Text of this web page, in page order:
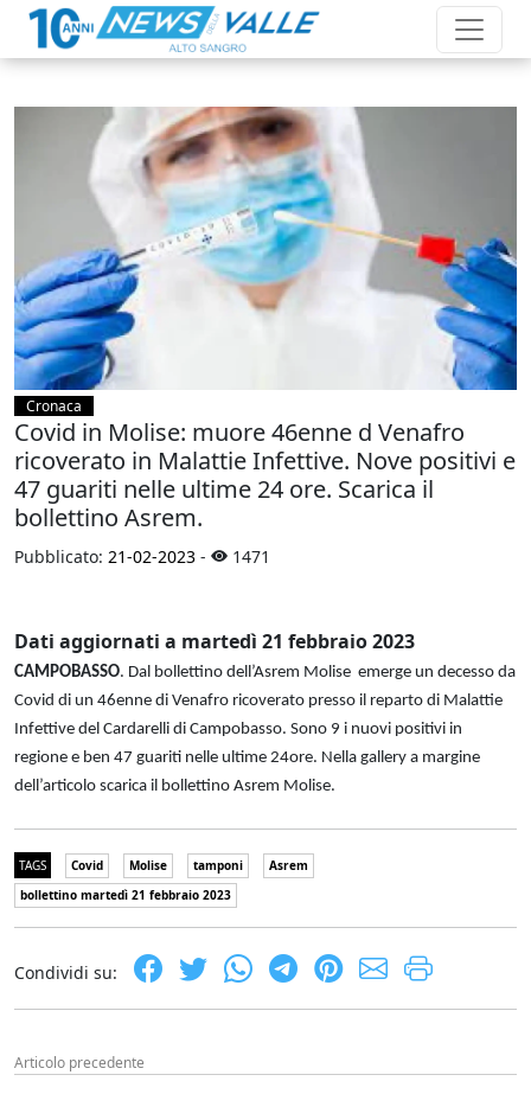
Cronaca
Covid in Molise: muore 46enne d Venafro
ricoverato in Malattie Infettive. Nove positivi e
47 guariti nelle ultime 24 ore. Scarica il
bollettino Asrem.
Pubblicato: 21-02-2023 - 1471
Dati aggiornati a martedì 21 febbraio 2023
CAMPOBASSO. Dal bollettino dell’Asrem Molise emerge un decesso da
Covid di un 46enne di Venafro ricoverato presso il reparto di Malattie
Infettive del Cardarelli di Campobasso. Sono 9 i nuovi positivi in
regione e ben 47 guariti nelle ultime 24ore. Nella gallery a margine
dell’articolo scarica il bollettino Asrem Molise.
TAGS Covid Molise tamponi
Asrem
bollettino martedì 21 febbraio 2023
Condividi su:
Articolo precedente